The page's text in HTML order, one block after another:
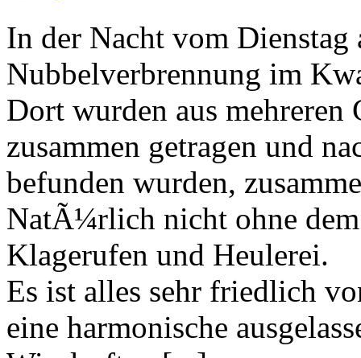
In der Nacht vom
Nubbelverbrennung im
Dort wurden aus
zusammen getragen und
befunden wurden,
NatÃ¼rlich nicht ohne
Klagerufen und Heulerei.
Es ist alles sehr friedlich
eine harmonische